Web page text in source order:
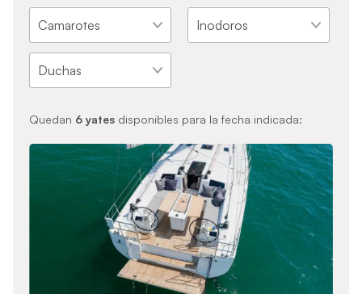
Quedan 6yatesdisponibles para la fecha indicada: